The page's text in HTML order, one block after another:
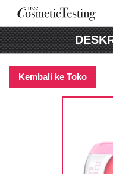
Kembali ke Toko